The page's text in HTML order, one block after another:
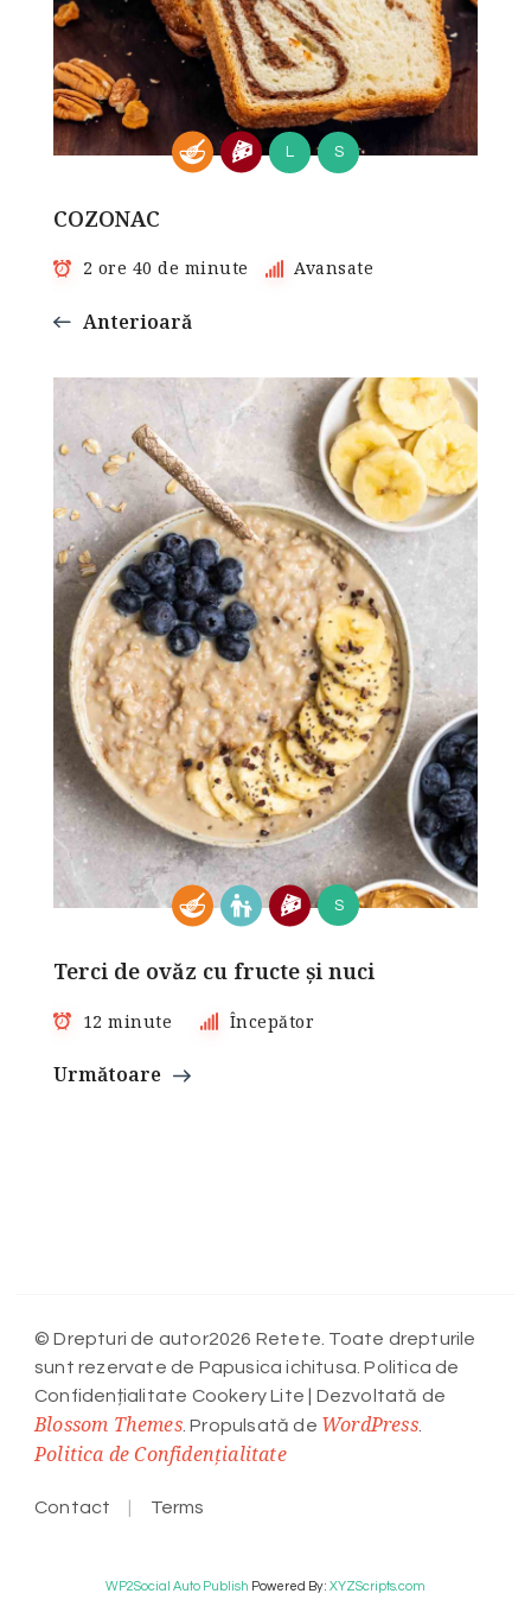
L S
COZONAC
2 ore 40 de minute Avansate
Anterioară
S
Terci de ovăz cu fructe și nuci
12 minute Începător
Următoare
© Drepturi de autor2026 Retete. Toate drepturile
sunt rezervate de Papusica ichitusa. Politica de
Confidențialitate Cookery Lite | Dezvoltată de
Blossom Themes. Propulsată de WordPress.
Politica de Confidențialitate
Contact Terms
WP2Social Auto Publish Powered By : XYZScripts.com